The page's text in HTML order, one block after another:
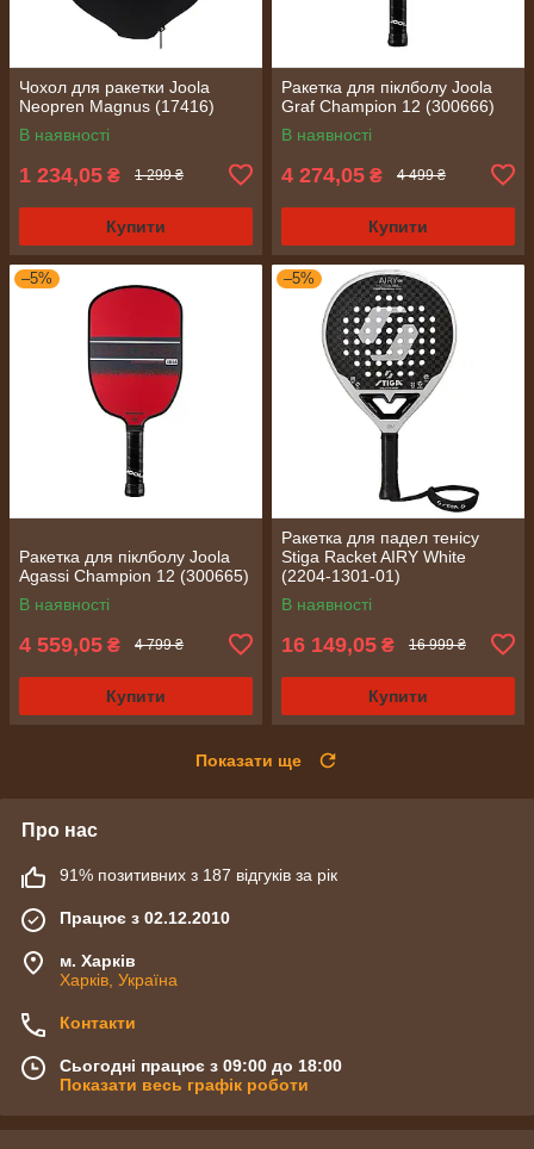
Чохол для ракетки Joola
Neopren Magnus (17416)
В наявності
1 234,05 ₴ 1 299 ₴
Купити
Ракетка для піклболу Joola
Graf Champion 12 (300666)
В наявності
4 274,05 ₴ 4 499 ₴
Купити
–5%
Ракетка для піклболу Joola
Agassi Champion 12 (300665)
В наявності
4 559,05 ₴ 4 799 ₴
Купити
–5%
Ракетка для падел тенісу
Stiga Racket AIRY White
(2204-1301-01)
В наявності
16 149,05 ₴ 16 999 ₴
Купити
Показати ще
Про нас
91% позитивних з 187 відгуків за рік
Працює з 02.12.2010
м. Харків
Харків, Україна
Контакти
Сьогодні працює з 09:00 до 18:00
Показати весь графік роботи